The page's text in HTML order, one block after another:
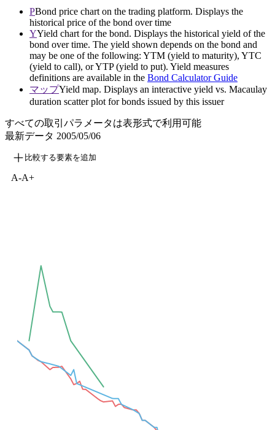
PBond price chart on the trading platform. Displays the
historical price of the bond over time
YYield chart for the bond. Displays the historical yield of the
bond over time. The yield shown depends on the bond and
may be one of the following: YTM (yield to maturity), YTC
(yield to call), or YTP (yield to put). Yield measures
definitions are available in the Bond Calculator Guide
マップYield map. Displays an interactive yield vs. Macaulay
duration scatter plot for bonds issued by this issuer
すべての取引パラメータは表形式で利用可能
最新データ 2005/05/06
比較する要素を追加